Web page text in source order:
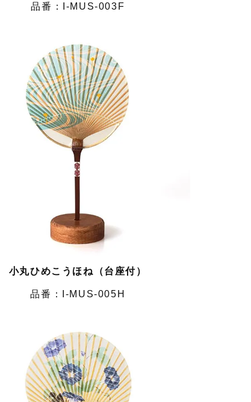
I-MUS-003F
小丸ひめこうほね（台座付）
I-MUS-005H